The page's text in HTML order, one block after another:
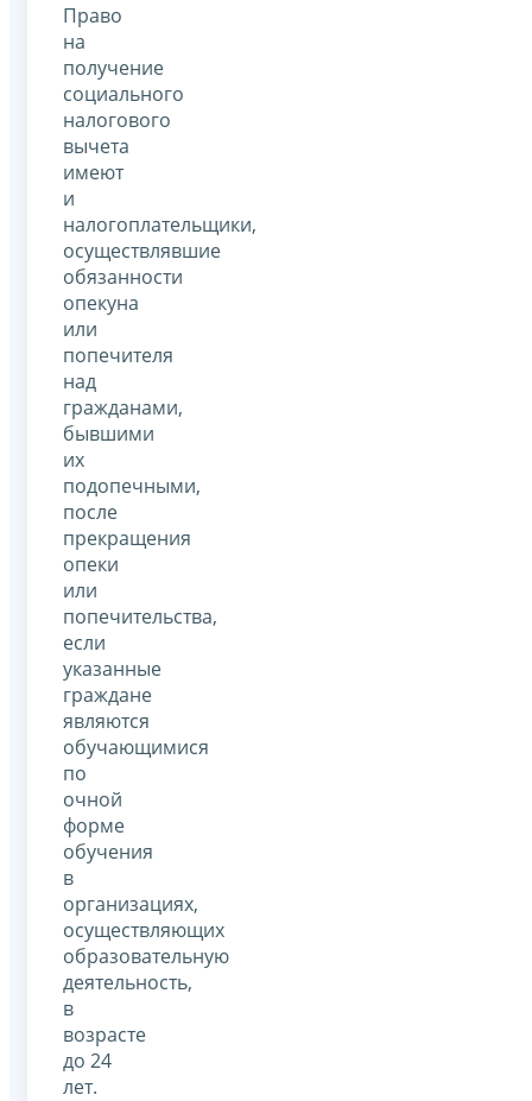
Право
на
получение
социального
налогового
вычета
имеют
и
налогоплательщики,
осуществлявшие
обязанности
опекуна
или
попечителя
над
гражданами,
бывшими
их
подопечными,
после
прекращения
опеки
или
попечительства,
если
указанные
граждане
являются
обучающимися
по
очной
форме
обучения
в
организациях,
осуществляющих
образовательную
деятельность,
в
возрасте
до 24
лет.